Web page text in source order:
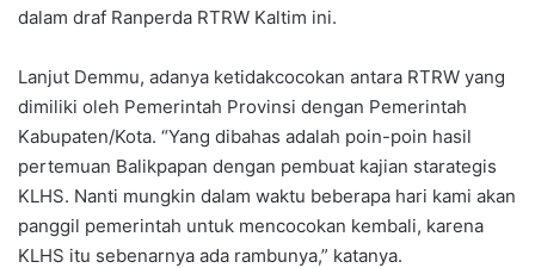
dalam draf Ranperda RTRW Kaltim ini.
Lanjut Demmu, adanya ketidakcocokan antara RTRW yang
dimiliki oleh Pemerintah Provinsi dengan Pemerintah
Kabupaten/Kota. “Yang dibahas adalah poin-poin hasil
pertemuan Balikpapan dengan pembuat kajian starategis
KLHS. Nanti mungkin dalam waktu beberapa hari kami akan
panggil pemerintah untuk mencocokan kembali, karena
KLHS itu sebenarnya ada rambunya,” katanya.